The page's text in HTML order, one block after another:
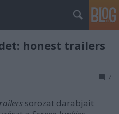
honest trailers
7
sorozat darabjait